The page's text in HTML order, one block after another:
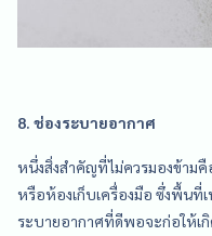
8. ช่องระบายอากาศ
หนึ่งสิ่งสำคัญที่ไม่ควรมองข้าม
หรือห้องเก็บเครื่องมือ ซึ่งพื้นที่
ระบายอากาศที่ดีพอจะก่อให้เ